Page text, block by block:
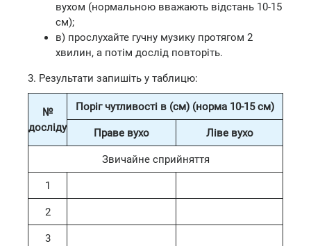
вухом (нормальною вважають відстань 10-15
см);
в) прослухайте гучну музику протягом 2
хвилин, а потім дослід повторіть.
3. Результати запишіть у таблицю:
№
досліду
Поріг чутливості в (см) (норма 10-15 см)
Праве вухо Ліве вухо
Звичайне сприйняття
1
2
3